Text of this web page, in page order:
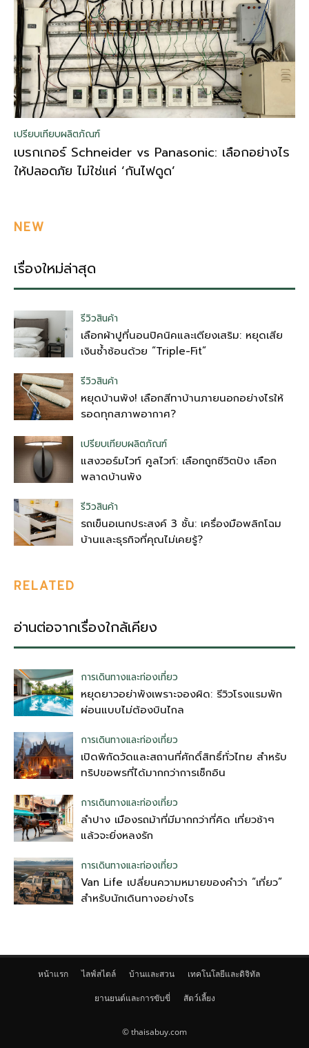
เปรียบเทียบผลิตภัณฑ์
เบรกเกอร์ Schneider vs Panasonic: เลือกอย่างไร
ให้ปลอดภัย ไม่ใช่แค่ ‘กันไฟดูด’
NEW
เรื่องใหม่ล่าสุด
รีวิวสินค้า
เลือกผ้าปูที่นอนปิคนิคและเตียงเสริม: หยุดเสีย
เงินซ้ำซ้อนด้วย “Triple-Fit”
รีวิวสินค้า
หยุดบ้านพัง! เลือกสีทาบ้านภายนอกอย่างไรให้
รอดทุกสภาพอากาศ?
เปรียบเทียบผลิตภัณฑ์
แสงวอร์มไวท์ คูลไวท์: เลือกถูกชีวิตปัง เลือก
พลาดบ้านพัง
รีวิวสินค้า
รถเข็นอเนกประสงค์ 3 ชั้น: เครื่องมือพลิกโฉม
บ้านและธุรกิจที่คุณไม่เคยรู้?
RELATED
อ่านต่อจากเรื่องใกล้เคียง
การเดินทางและท่องเที่ยว
หยุดยาวอย่าพังเพราะจองผิด: รีวิวโรงแรมพัก
ผ่อนแบบไม่ต้องบินไกล
การเดินทางและท่องเที่ยว
เปิดพิกัดวัดและสถานที่ศักดิ์สิทธิ์ทั่วไทย สำหรับ
ทริปขอพรที่ได้มากกว่าการเช็กอิน
การเดินทางและท่องเที่ยว
ลำปาง เมืองรถม้าที่มีมากกว่าที่คิด เที่ยวช้าๆ
แล้วจะยิ่งหลงรัก
การเดินทางและท่องเที่ยว
Van Life เปลี่ยนความหมายของคำว่า “เที่ยว”
สำหรับนักเดินทางอย่างไร
หน้าแรก ไลฟ์สไตล์ บ้านและสวน เทคโนโลยีและดิจิทัล
ยานยนต์และการขับขี่ สัตว์เลี้ยง
© thaisabuy.com